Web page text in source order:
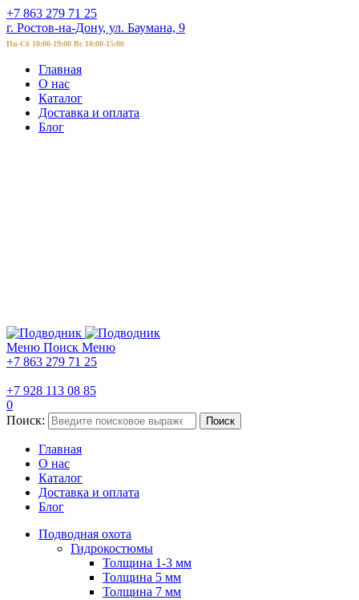
+7 863 279 71 25
г. Ростов-на-Дону, ул. Баумана, 9
Пн-Сб 10:00-19:00 Вс 10:00-15:00
Главная
О нас
Каталог
Доставка и оплата
Блог
Меню Поиск Меню
+7 863 279 71 25
+7 928 113 08 85
0
Поиск:
Поиск
Главная
О нас
Каталог
Доставка и оплата
Блог
Подводная охота
Гидрокостюмы
Толщина 1-3 мм
Толщина 5 мм
Толщина 7 мм